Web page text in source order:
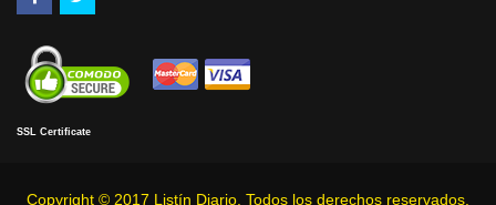
SSL Certificate
Copyright © 2017 Listín Diario. Todos los derechos reservados.